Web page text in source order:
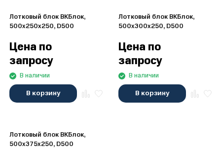
Лотковый блок ВКБлок,
500x250x250, D500
Цена по
запросу
В наличии
В корзину
Лотковый блок ВКБлок,
500x300x250, D500
Цена по
запросу
В наличии
В корзину
Лотковый блок ВКБлок,
500x375x250, D500